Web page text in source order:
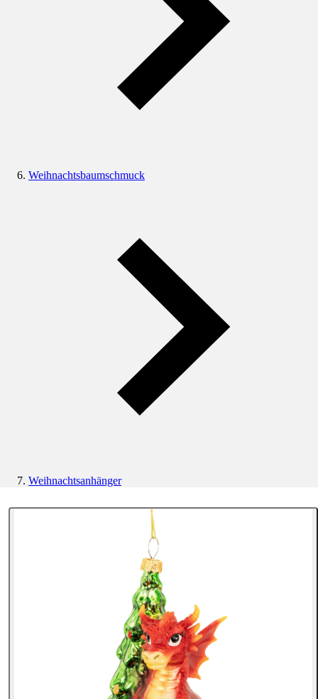
Weihnachtsbaumschmuck
Weihnachtsanhänger